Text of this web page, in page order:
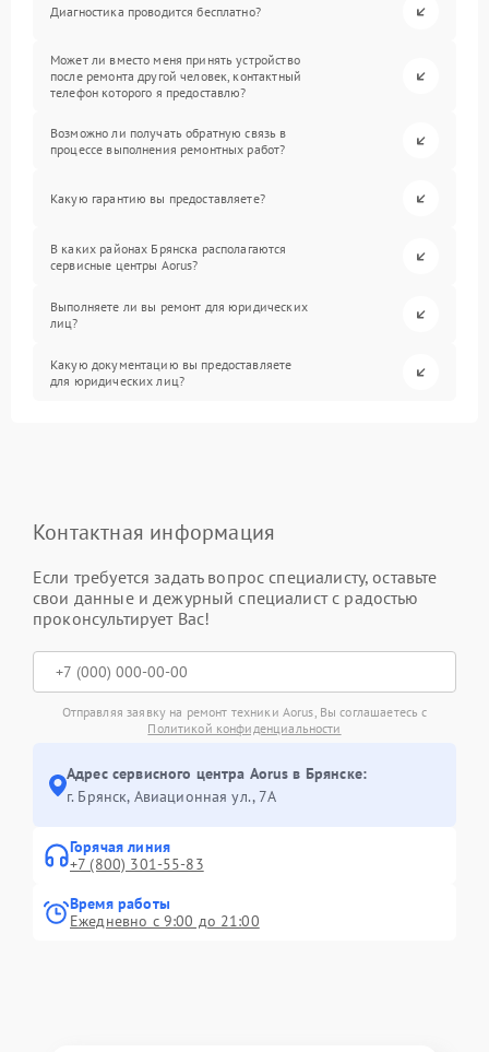
Диагностика проводится бесплатно?
Может ли вместо меня принять устройство
после ремонта другой человек, контактный
телефон которого я предоставлю?
Возможно ли получать обратную связь в
процессе выполнения ремонтных работ?
Какую гарантию вы предоставляете?
В каких районах Брянска располагаются
сервисные центры Aorus?
Выполняете ли вы ремонт для юридических
лиц?
Какую документацию вы предоставляете
для юридических лиц?
Контактная информация
Если требуется задать вопрос специалисту, оставьте
свои данные и дежурный специалист с радостью
проконсультирует Вас!
Отправляя заявку на ремонт техники Aorus, Вы соглашаетесь с
Политикой конфиденциальности
Адрес сервисного центра Aorus в Брянске:
г. Брянск, Авиационная ул., 7А
Горячая линия
+7 (800) 301-55-83
Время работы
Ежедневно с 9:00 до 21:00